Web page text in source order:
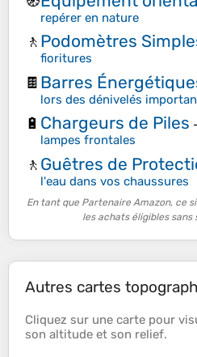
repérer en nature
🚶 Podomètres
fioritures
🍫 Barres
lors des dénivelés
🔋 Chargeurs de Piles
lampes frontales
🚶 Guêtres de
l'eau dans vos chaussures
En tant que Partenaire Amazon, ce
les achats éligibles sans
Autres cartes
Cliquez sur une carte pour
son altitude et son relief.